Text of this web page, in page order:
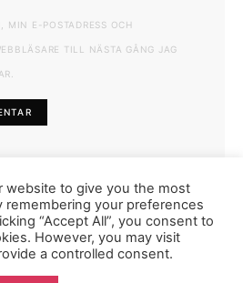
MIN E-POSTADRESS OCH
TILL NÄSTA GÅNG JAG
website to give you the most
remembering your preferences
“Accept All”, you consent to
However, you may visit
a controlled consent.